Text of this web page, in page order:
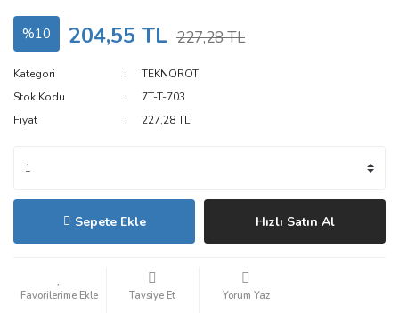
%10 204,55 TL 227,28 TL
Kategori
TEKNOROT
Stok Kodu
7T-T-703
Fiyat
227,28 TL
Sepete Ekle Hızlı Satın Al
Tavsiye Et Yorum Yaz